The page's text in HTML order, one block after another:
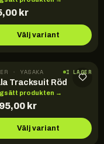
kr
Välj variant
· YASAKA I LAGER
Tracksuit Röd
produkten →
kr
Välj variant